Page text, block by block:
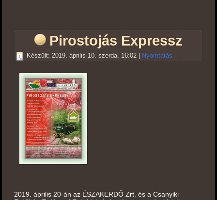
Pirostojás Expressz
Készült: 2019. április 10. szerda, 16:02 Nyomtatás
2019. április 20-án az ÉSZAKERDŐ Zrt. és a Csanyiki